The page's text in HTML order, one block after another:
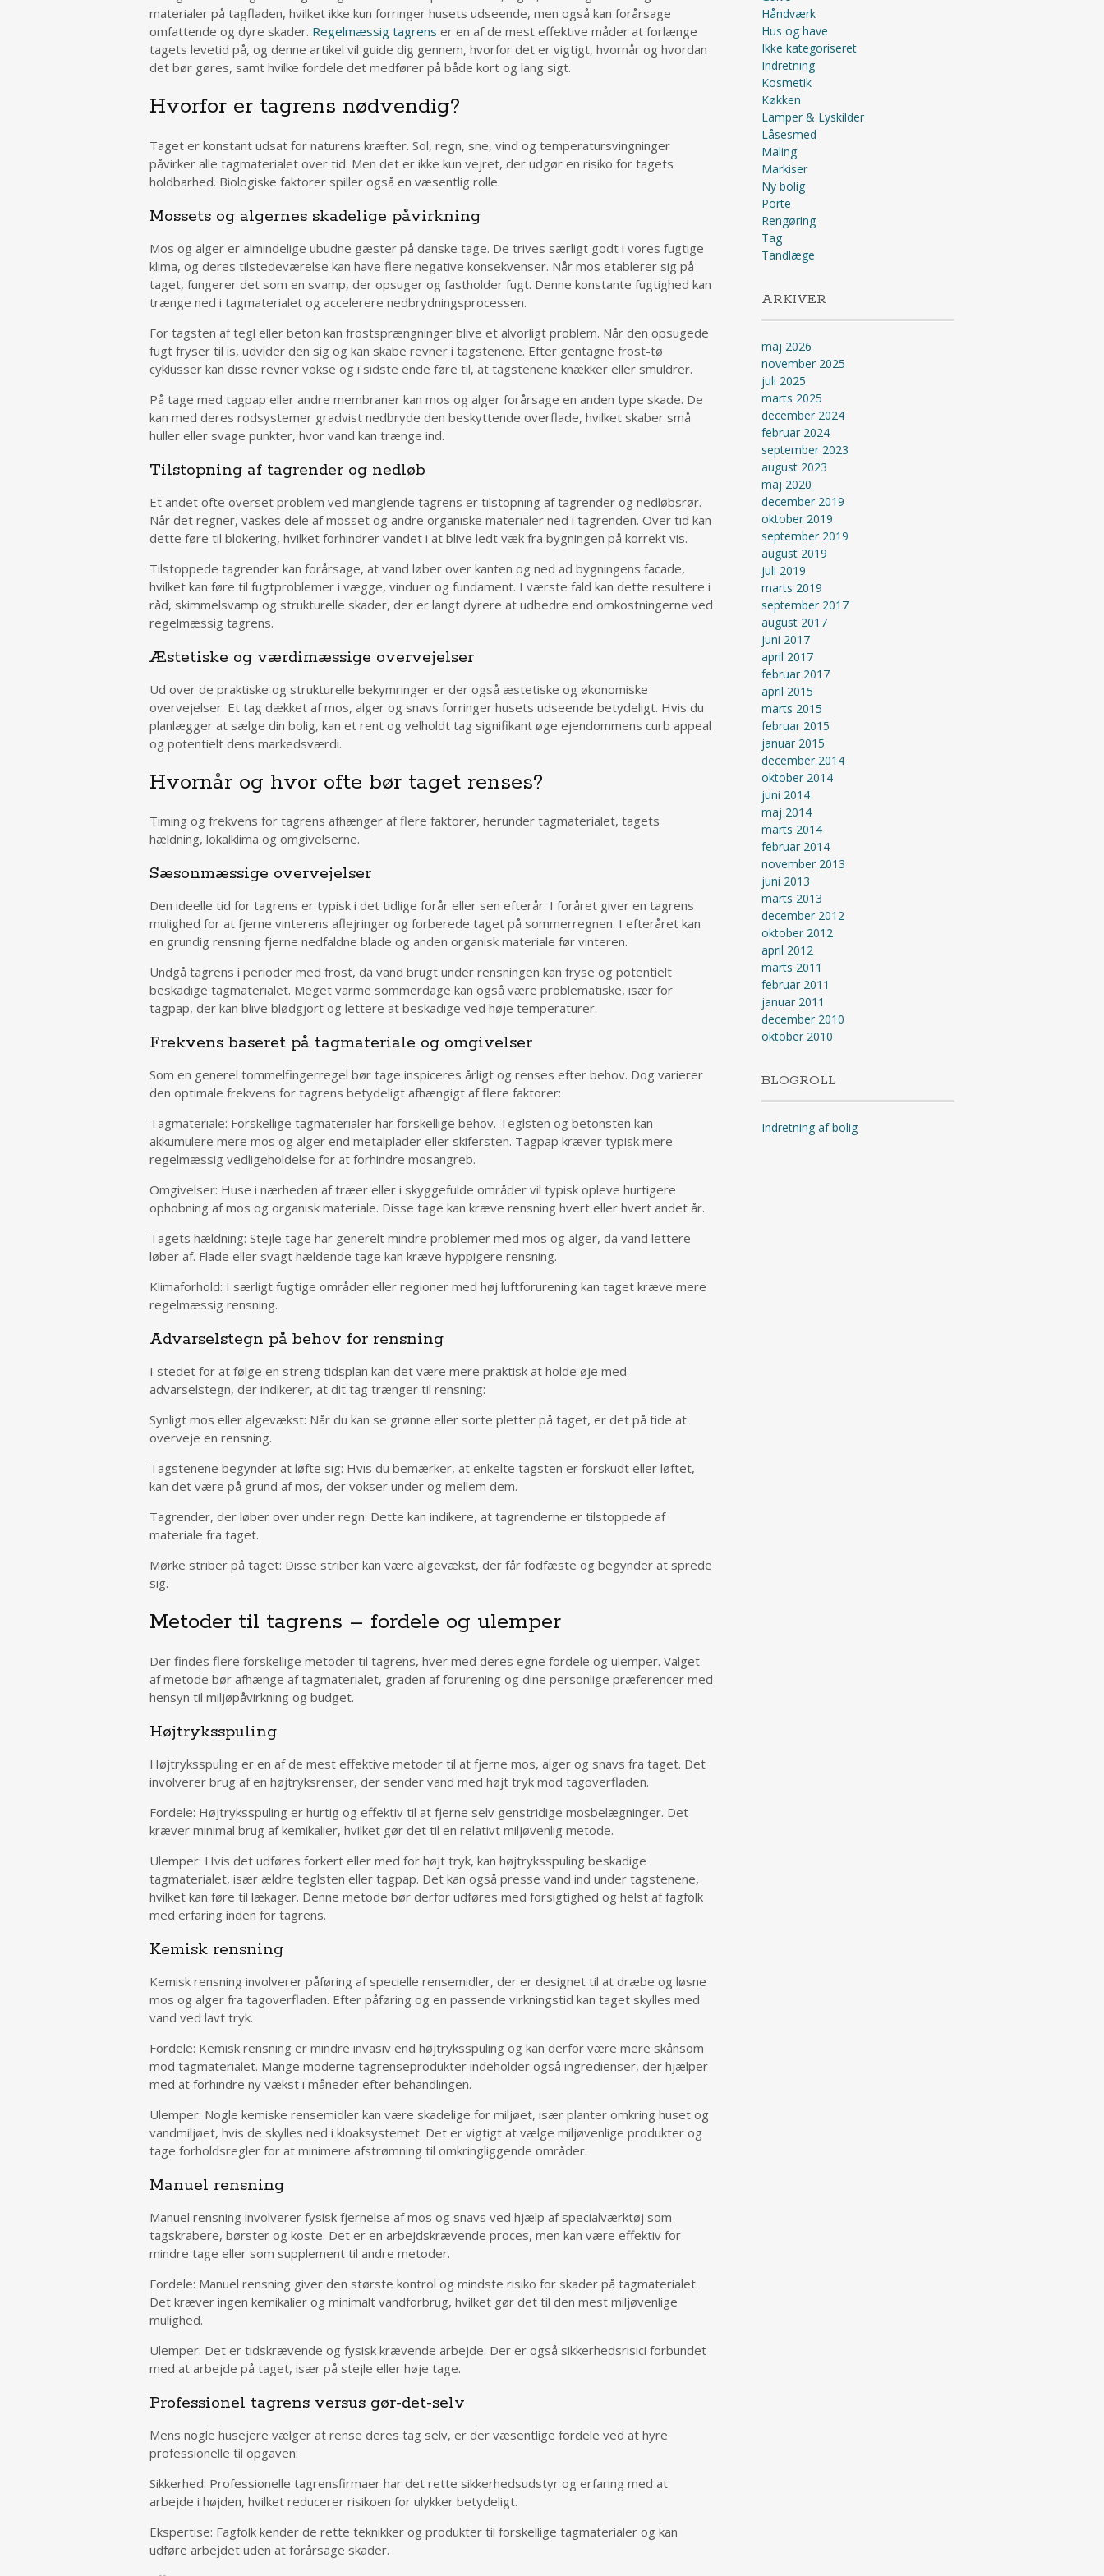
materialer på tagfladen, hvilket ikke kun forringer husets udseende, men også kan forårsage
omfattende og dyre skader. Regelmæssig tagrens er en af de mest effektive måder at forlænge
tagets levetid på, og denne artikel vil guide dig gennem, hvorfor det er vigtigt, hvornår og hvordan
det bør gøres, samt hvilke fordele det medfører på både kort og lang sigt.
Hvorfor er tagrens nødvendig?
Taget er konstant udsat for naturens kræfter. Sol, regn, sne, vind og temperatursvingninger
påvirker alle tagmaterialet over tid. Men det er ikke kun vejret, der udgør en risiko for tagets
holdbarhed. Biologiske faktorer spiller også en væsentlig rolle.
Mossets og algernes skadelige påvirkning
Mos og alger er almindelige ubudne gæster på danske tage. De trives særligt godt i vores fugtige
klima, og deres tilstedeværelse kan have flere negative konsekvenser. Når mos etablerer sig på
taget, fungerer det som en svamp, der opsuger og fastholder fugt. Denne konstante fugtighed kan
trænge ned i tagmaterialet og accelerere nedbrydningsprocessen.
For tagsten af tegl eller beton kan frostsprængninger blive et alvorligt problem. Når den opsugede
fugt fryser til is, udvider den sig og kan skabe revner i tagstenene. Efter gentagne frost-tø
cyklusser kan disse revner vokse og i sidste ende føre til, at tagstenene knækker eller smuldrer.
På tage med tagpap eller andre membraner kan mos og alger forårsage en anden type skade. De
kan med deres rodsystemer gradvist nedbryde den beskyttende overflade, hvilket skaber små
huller eller svage punkter, hvor vand kan trænge ind.
Tilstopning af tagrender og nedløb
Et andet ofte overset problem ved manglende tagrens er tilstopning af tagrender og nedløbsrør.
Når det regner, vaskes dele af mosset og andre organiske materialer ned i tagrenden. Over tid kan
dette føre til blokering, hvilket forhindrer vandet i at blive ledt væk fra bygningen på korrekt vis.
Tilstoppede tagrender kan forårsage, at vand løber over kanten og ned ad bygningens facade,
hvilket kan føre til fugtproblemer i vægge, vinduer og fundament. I værste fald kan dette resultere i
råd, skimmelsvamp og strukturelle skader, der er langt dyrere at udbedre end omkostningerne ved
regelmæssig tagrens.
Æstetiske og værdimæssige overvejelser
Ud over de praktiske og strukturelle bekymringer er der også æstetiske og økonomiske
overvejelser. Et tag dækket af mos, alger og snavs forringer husets udseende betydeligt. Hvis du
planlægger at sælge din bolig, kan et rent og velholdt tag signifikant øge ejendommens curb appeal
og potentielt dens markedsværdi.
Hvornår og hvor ofte bør taget renses?
Timing og frekvens for tagrens afhænger af flere faktorer, herunder tagmaterialet, tagets
hældning, lokalklima og omgivelserne.
Sæsonmæssige overvejelser
Den ideelle tid for tagrens er typisk i det tidlige forår eller sen efterår. I foråret giver en tagrens
mulighed for at fjerne vinterens aflejringer og forberede taget på sommerregnen. I efteråret kan
en grundig rensning fjerne nedfaldne blade og anden organisk materiale før vinteren.
Undgå tagrens i perioder med frost, da vand brugt under rensningen kan fryse og potentielt
beskadige tagmaterialet. Meget varme sommerdage kan også være problematiske, især for
tagpap, der kan blive blødgjort og lettere at beskadige ved høje temperaturer.
Frekvens baseret på tagmateriale og omgivelser
Som en generel tommelfingerregel bør tage inspiceres årligt og renses efter behov. Dog varierer
den optimale frekvens for tagrens betydeligt afhængigt af flere faktorer:
Tagmateriale: Forskellige tagmaterialer har forskellige behov. Teglsten og betonsten kan
akkumulere mere mos og alger end metalplader eller skifersten. Tagpap kræver typisk mere
regelmæssig vedligeholdelse for at forhindre mosangreb.
Omgivelser: Huse i nærheden af træer eller i skyggefulde områder vil typisk opleve hurtigere
ophobning af mos og organisk materiale. Disse tage kan kræve rensning hvert eller hvert andet år.
Tagets hældning: Stejle tage har generelt mindre problemer med mos og alger, da vand lettere
løber af. Flade eller svagt hældende tage kan kræve hyppigere rensning.
Klimaforhold: I særligt fugtige områder eller regioner med høj luftforurening kan taget kræve mere
regelmæssig rensning.
Advarselstegn på behov for rensning
I stedet for at følge en streng tidsplan kan det være mere praktisk at holde øje med
advarselstegn, der indikerer, at dit tag trænger til rensning:
Synligt mos eller algevækst: Når du kan se grønne eller sorte pletter på taget, er det på tide at
overveje en rensning.
Tagstenene begynder at løfte sig: Hvis du bemærker, at enkelte tagsten er forskudt eller løftet,
kan det være på grund af mos, der vokser under og mellem dem.
Tagrender, der løber over under regn: Dette kan indikere, at tagrenderne er tilstoppede af
materiale fra taget.
Mørke striber på taget: Disse striber kan være algevækst, der får fodfæste og begynder at sprede
sig.
Metoder til tagrens – fordele og ulemper
Der findes flere forskellige metoder til tagrens, hver med deres egne fordele og ulemper. Valget
af metode bør afhænge af tagmaterialet, graden af forurening og dine personlige præferencer med
hensyn til miljøpåvirkning og budget.
Højtryksspuling
Højtryksspuling er en af de mest effektive metoder til at fjerne mos, alger og snavs fra taget. Det
involverer brug af en højtryksrenser, der sender vand med højt tryk mod tagoverfladen.
Fordele: Højtryksspuling er hurtig og effektiv til at fjerne selv genstridige mosbelægninger. Det
kræver minimal brug af kemikalier, hvilket gør det til en relativt miljøvenlig metode.
Ulemper: Hvis det udføres forkert eller med for højt tryk, kan højtryksspuling beskadige
tagmaterialet, især ældre teglsten eller tagpap. Det kan også presse vand ind under tagstenene,
hvilket kan føre til lækager. Denne metode bør derfor udføres med forsigtighed og helst af fagfolk
med erfaring inden for tagrens.
Kemisk rensning
Kemisk rensning involverer påføring af specielle rensemidler, der er designet til at dræbe og løsne
mos og alger fra tagoverfladen. Efter påføring og en passende virkningstid kan taget skylles med
vand ved lavt tryk.
Fordele: Kemisk rensning er mindre invasiv end højtryksspuling og kan derfor være mere skånsom
mod tagmaterialet. Mange moderne tagrenseprodukter indeholder også ingredienser, der hjælper
med at forhindre ny vækst i måneder efter behandlingen.
Ulemper: Nogle kemiske rensemidler kan være skadelige for miljøet, især planter omkring huset og
vandmiljøet, hvis de skylles ned i kloaksystemet. Det er vigtigt at vælge miljøvenlige produkter og
tage forholdsregler for at minimere afstrømning til omkringliggende områder.
Manuel rensning
Manuel rensning involverer fysisk fjernelse af mos og snavs ved hjælp af specialværktøj som
tagskrabere, børster og koste. Det er en arbejdskrævende proces, men kan være effektiv for
mindre tage eller som supplement til andre metoder.
Fordele: Manuel rensning giver den største kontrol og mindste risiko for skader på tagmaterialet.
Det kræver ingen kemikalier og minimalt vandforbrug, hvilket gør det til den mest miljøvenlige
mulighed.
Ulemper: Det er tidskrævende og fysisk krævende arbejde. Der er også sikkerhedsrisici forbundet
med at arbejde på taget, især på stejle eller høje tage.
Professionel tagrens versus gør-det-selv
Mens nogle husejere vælger at rense deres tag selv, er der væsentlige fordele ved at hyre
professionelle til opgaven:
Sikkerhed: Professionelle tagrensfirmaer har det rette sikkerhedsudstyr og erfaring med at
arbejde i højden, hvilket reducerer risikoen for ulykker betydeligt.
Ekspertise: Fagfolk kender de rette teknikker og produkter til forskellige tagmaterialer og kan
udføre arbejdet uden at forårsage skader.
Håndværk
Hus og have
Ikke kategoriseret
Indretning
Kosmetik
Køkken
Lamper & Lyskilder
Låsesmed
Maling
Markiser
Ny bolig
Porte
Rengøring
Tag
Tandlæge
ARKIVER
maj 2026
november 2025
juli 2025
marts 2025
december 2024
februar 2024
september 2023
august 2023
maj 2020
december 2019
oktober 2019
september 2019
august 2019
juli 2019
marts 2019
september 2017
august 2017
juni 2017
april 2017
februar 2017
april 2015
marts 2015
februar 2015
januar 2015
december 2014
oktober 2014
juni 2014
maj 2014
marts 2014
februar 2014
november 2013
juni 2013
marts 2013
december 2012
oktober 2012
april 2012
marts 2011
februar 2011
januar 2011
december 2010
oktober 2010
BLOGROLL
Indretning af bolig